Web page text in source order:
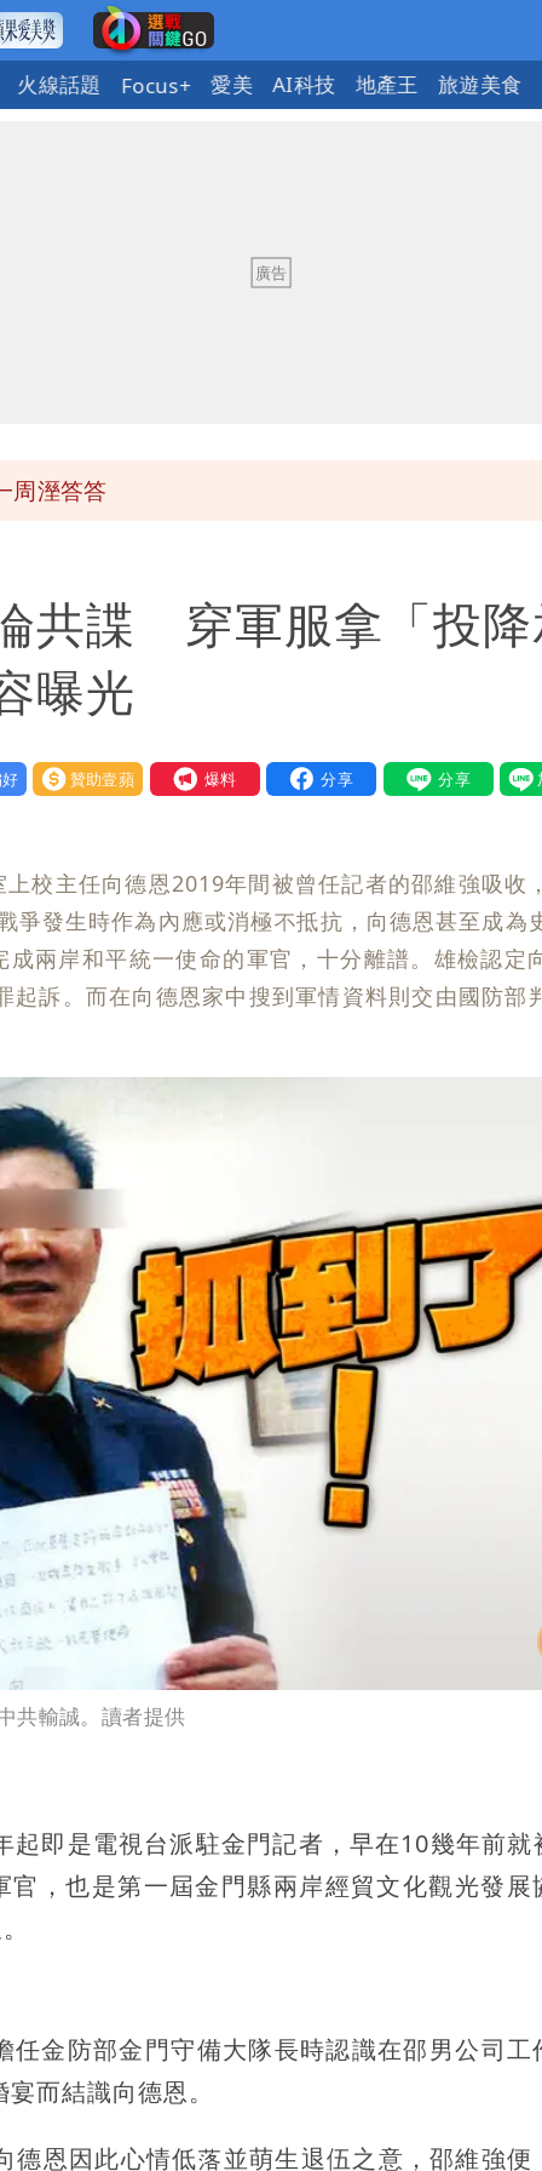
火線話題 Focus+ 愛美 AI科技 地產王 旅遊美食
周溼答答
轉為感動「這是他愛我的方式」
！縣府出手了
次看
那麼難嗎？
」 憤怒發聲：已截圖
準
共諜 穿軍服拿「投
曝光
贊助壹蘋 我要爆料
校主任向德恩2019年間被曾任記者的邵維強吸收
爭發生時作為內應或消極不抵抗，向德恩甚至成為
兩岸和平統一使命的軍官，十分離譜。雄檢認定
訴。而在向德恩家中搜到軍情資料則交由國防部
共輸誠。讀者提供
即是電視台派駐金門記者，早在10幾年前就
，也是第一屆金門縣兩岸經貿文化觀光發展
金防部金門守備大隊長時認識在邵男公司工
而結識向德恩。
恩因此心情低落並萌生退伍之意，邵維強便